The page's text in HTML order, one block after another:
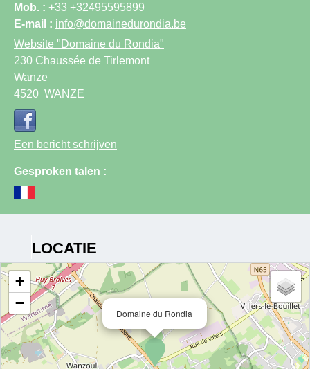
Mob. : +33 +32495595899
E-mail : info@domainedurondia.be
Website "Domaine du Rondia"
230 Chaussée de Tirlemont
Wanze
4520 WANZE
Een bericht schrijven
Gesproken talen :
LOCATIE
Domaine du Rondia
+
−